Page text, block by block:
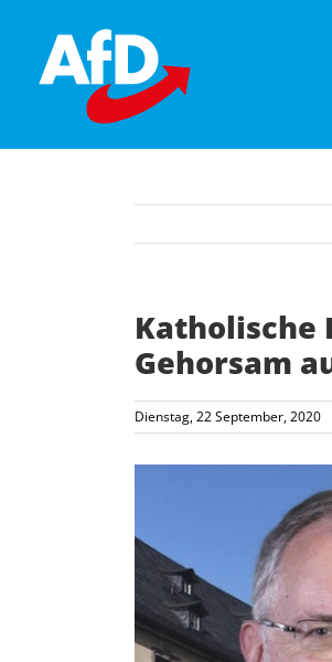
content
Katholische
Gehorsam
Dienstag, 22 September, 2020
Bild